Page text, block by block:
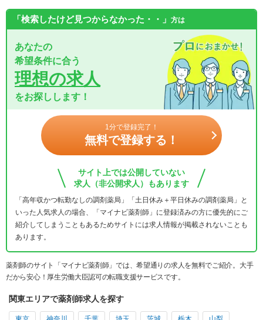
「検索したけど見つからなかった・・」 方は
あなたの
希望条件に合う
理想の求人
をお探しします！
1分で登録完了！
無料で登録する！
サイト上では公開していない
求人（非公開求人）もあります
「高年収かつ転勤なしの調剤薬局」「土日休み＋平日休みの調剤薬局」と
いった人気求人の場合、「マイナビ薬剤師」に登録済みの方に優先的にご
紹介してしまうこともあるためサイトには求人情報が掲載されないことも
あります。
薬剤師のサイト「マイナビ薬剤師」では、希望通りの求人を無料でご紹介。大手
だから安心！厚生労働大臣認可の転職支援サービスです。
関東エリアで薬剤師求人を探す